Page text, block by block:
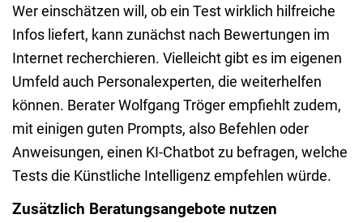
Wer einschätzen will, ob ein Test wirklich hilfreiche
Infos liefert, kann zunächst nach Bewertungen im
Internet recherchieren. Vielleicht gibt es im eigenen
Umfeld auch Personalexperten, die weiterhelfen
können. Berater Wolfgang Tröger empfiehlt zudem,
mit einigen guten Prompts, also Befehlen oder
Anweisungen, einen KI-Chatbot zu befragen, welche
Tests die Künstliche Intelligenz empfehlen würde.
Zusätzlich Beratungsangebote nutzen